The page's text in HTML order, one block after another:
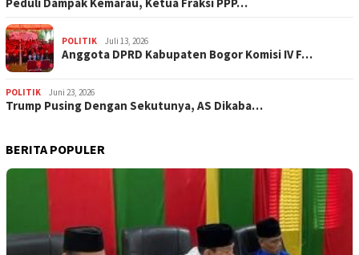
POLITIK Juli 13, 2026
Anggota DPRD Kabupaten Bogor Komisi IV F…
POLITIK Juni 23, 2026
Trump Pusing Dengan Sekutunya, AS Dikaba…
BERITA POPULER